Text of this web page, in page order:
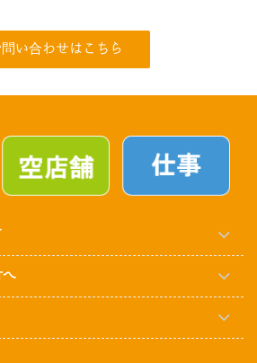
い合わせはこちら
へ